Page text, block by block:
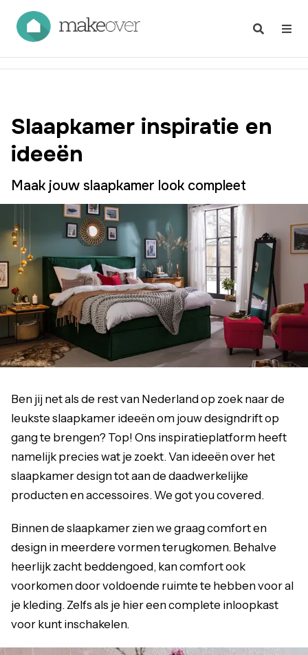
Slaapkamer inspiratie en
ideeën
Maak jouw slaapkamer look compleet
Ben jij net als de rest van Nederland op zoek naar de
leukste slaapkamer ideeën om jouw designdrift op
gang te brengen? Top! Ons inspiratieplatform heeft
namelijk precies wat je zoekt. Van ideeën over het
slaapkamer design tot aan de daadwerkelijke
producten en accessoires. We got you covered.
Binnen de slaapkamer zien we graag comfort en
design in meerdere vormen terugkomen. Behalve
heerlijk zacht beddengoed, kan comfort ook
voorkomen door voldoende ruimte te hebben voor al
je kleding. Zelfs als je hier een complete inloopkast
voor kunt inschakelen.